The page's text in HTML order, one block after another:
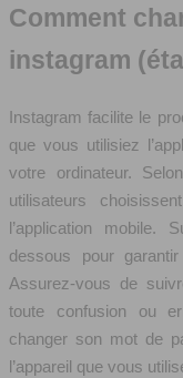
Comment
instagram
Instagram facilite le
que vous utilisiez
votre ordinateur.
utilisateurs
l’application mobile.
dessous pour
Assurez-vous de
toute confusion ou
changer son mot de
l’appareil que vous